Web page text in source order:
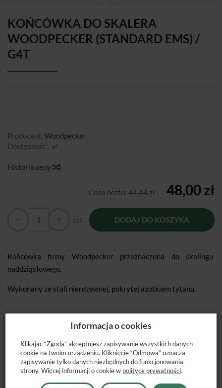
KOŃCÓWKA DO SKALERA
WOODPECKER (STANDARD EMS) /
G4T
Producent: Woodpecker
Dostępność:
Historia ceny
Cena netto: 44,44 zł 48,00 zł
szt. DODAJ DO KOSZYKA
Końcówka firmy Woodpecker przeznaczona do skalingu
naddziąsłowego.
Wykonany ze stali nierdzewnej, pokrytej azotkiem tytanu.
POLECANE PRODUKTY
Informacja o cookies
Klikając “Zgoda” akceptujesz zapisywanie wszystkich danych
cookie na twoim urządzeniu. Kliknięcie “Odmowa” oznacza
zapisywanie tylko danych niezbędnych do funkcjonowania
strony. Więcej informacji o cookie w polityce prywatności.